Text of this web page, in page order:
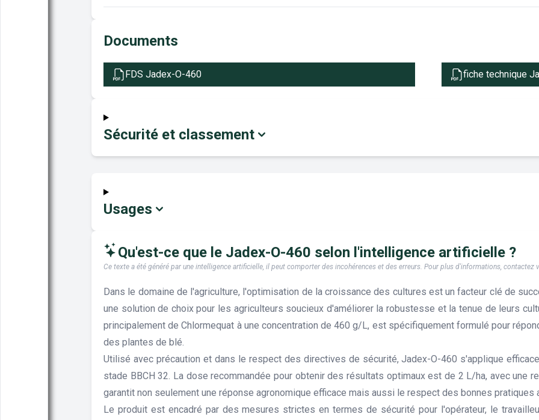
Documents
FDS Jadex-O-460 fiche technique
Sécurité et classement
Usages
Qu'est-ce que le Jadex-O-460 selon l'intelligence artificielle ?
Ce texte a été généré par une intelligence artificielle, il peut comporter des incohérences et des erreurs. Pour plus d'informations, contactez
Dans le domaine de l'agriculture, l'optimisation de la croissance des cultures est un facteur clé de
une solution de choix pour les agriculteurs soucieux d'améliorer la robustesse et la tenue de leurs
principalement de Chlormequat à une concentration de 460 g/L, est spécifiquement formulé pour
des plantes de blé.
Utilisé avec précaution et dans le respect des directives de sécurité, Jadex-O-460 s'applique
stade BBCH 32. La dose recommandée pour obtenir des résultats optimaux est de 2 L/ha, avec une
garantit non seulement une réponse agronomique efficace mais aussi le respect des bonnes pratiques
Le produit est encadré par des mesures strictes en termes de sécurité pour l'opérateur, le